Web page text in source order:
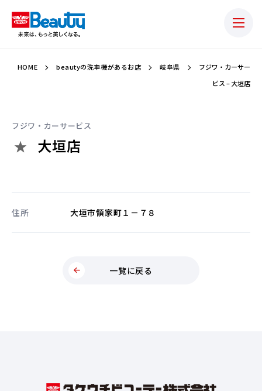
HOME beautyの洗車機があるお店 岐阜県
フジワ・カーサー
ビス – 大垣店
フジワ・カーサービス
大垣店
住所 大垣市領家町１－７８
一覧に戻る